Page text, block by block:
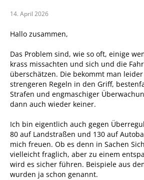
14. April 2026
Hallo zusammen,
Das Problem sind, wie so oft, einige
krass missachten und sich und die
überschätzen. Die bekommt man
strengeren Regeln in den Griff,
Strafen und engmaschiger
dann auch wieder keiner.
Ich bin eigentlich auch gegen
80 auf Landstraßen und 130 auf
mich freuen. Ob es denn in Sachen
vielleicht fraglich, aber zu einem
wird es sicher führen. Beispiele aus
wurden ja schon genannt.